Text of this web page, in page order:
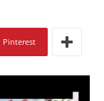
Pinterest